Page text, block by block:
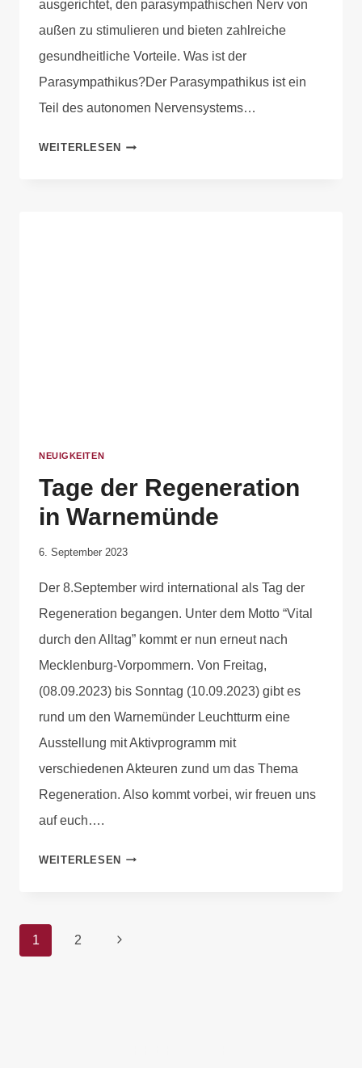
ausgerichtet, den parasympathischen Nerv von
außen zu stimulieren und bieten zahlreiche
gesundheitliche Vorteile. Was ist der
Parasympathikus?Der Parasympathikus ist ein
Teil des autonomen Nervensystems…
WEITERLESEN
NEUIGKEITEN
Tage der Regeneration
in Warnemünde
Von
Justh
6. September 2023
Der 8.September wird international als Tag der
Regeneration begangen. Unter dem Motto “Vital
durch den Alltag” kommt er nun erneut nach
Mecklenburg-Vorpommern. Von Freitag,
(08.09.2023) bis Sonntag (10.09.2023) gibt es
rund um den Warnemünder Leuchtturm eine
Ausstellung mit Aktivprogramm mit
verschiedenen Akteuren zund um das Thema
Regeneration. Also kommt vorbei, wir freuen uns
auf euch….
WEITERLESEN
1 2